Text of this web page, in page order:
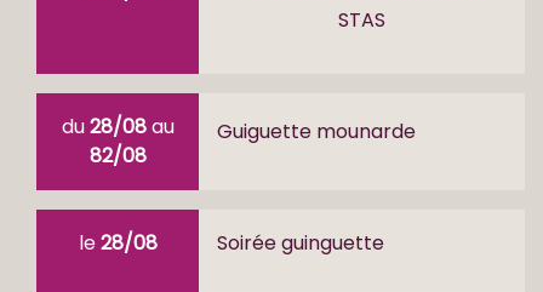
STAS
du28/08au
82/08
Guiguette mounarde
le28/08 Soirée guinguette